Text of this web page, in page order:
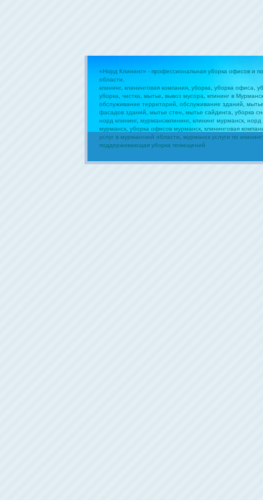
«Норд Клининг» - профессиональная уборка офисов и
области.
клининг, клининговая компания уборка уборка офиса
уборка
чистка мытье вывоз мусора
клининг в
обслуживание территорий
обслуживание зданий
фасадов зданий
мытье стен мытье сайдинга
уборка
норд клининг, мурманскклининг, клининг мурманск норд
мурманск уборка офисов мурманск клининговая
услуг в мурманской области
мурманск услуги по
поддерживающая уборка помещений